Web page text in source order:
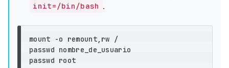
init=/bin/bash .
mount -o remount,rw /
passwd nombre_de_usuario